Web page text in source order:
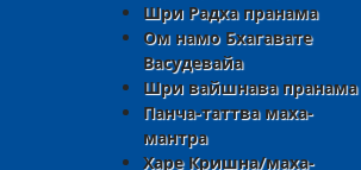
Шри Радха пранама
Ом намо Бхагавате
Васудевайа
Шри вайшнава пранама
Панча-таттва маха-
мантра
Харе Кришна/маха-